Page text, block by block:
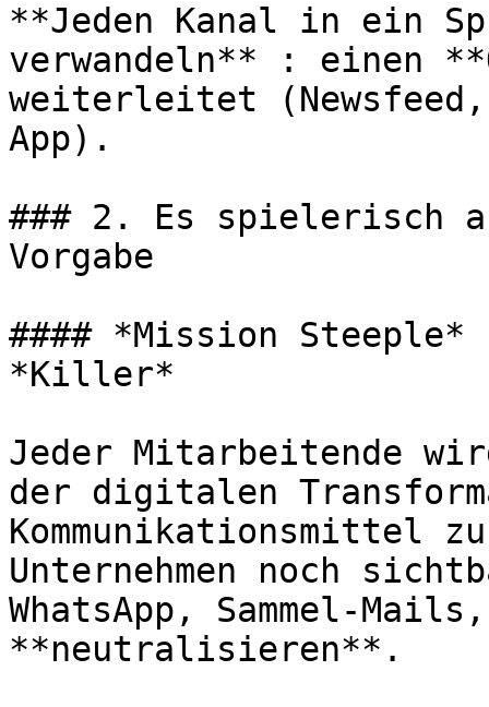
**Jeden Kanal in ein
verwandeln** : einen
weiterleitet (Newsfeed,
App).
### 2. Es spielerisch
Vorgabe
#### *Mission
*Killer*
Jeder Mitarbeitende
der digitalen
Unternehmen noch
WhatsApp, Sammel-
**neutralisieren**.